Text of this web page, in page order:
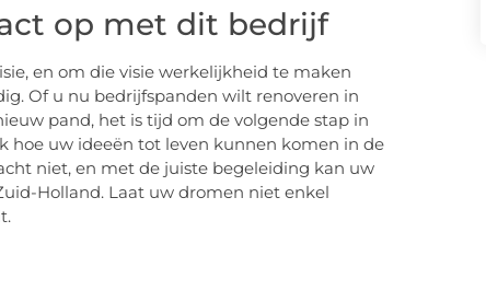
op met dit bedrijf
en om die visie werkelijkheid te maken
Of u nu bedrijfspanden wilt renoveren in
pand, het is tijd om de volgende stap in
hoe uw ideeën tot leven kunnen komen in de
niet, en met de juiste begeleiding kan uw
Holland. Laat uw dromen niet enkel